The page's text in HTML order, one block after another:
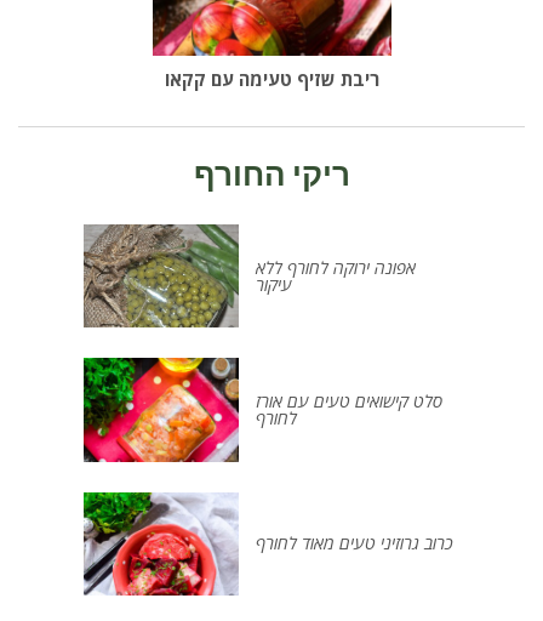
ריבת שזיף טעימה עם קקאו
ריקי החורף
אפונה ירוקה לחורף ללא
עיקור
סלט קישואים טעים עם אורז
לחורף
כרוב גרוזיני טעים מאוד לחורף